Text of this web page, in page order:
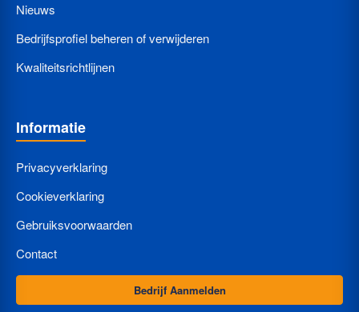
Nieuws
Bedrijfsprofiel beheren of verwijderen
Kwaliteitsrichtlijnen
Informatie
Privacyverklaring
Cookieverklaring
Gebruiksvoorwaarden
Contact
Bedrijf Aanmelden